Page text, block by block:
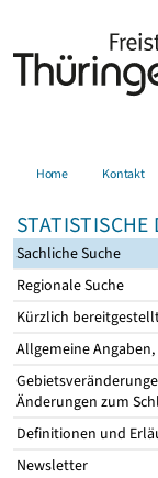
Home Kontakt
STATISTISCHE
Sachliche Suche
Regionale Suche
Kürzlich
Allgemeine
Änderungen zum
Definitionen und
Newsletter